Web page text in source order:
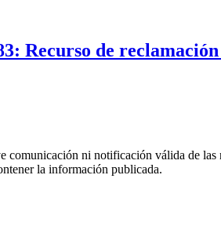
Recurso de
comunicación ni notificación válida de
la información publicada.